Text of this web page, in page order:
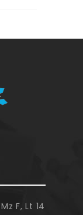
F, Lt 14